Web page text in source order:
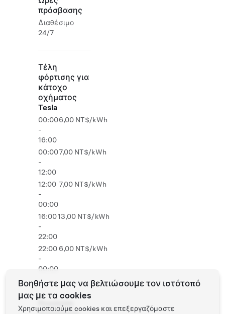
πρόσβασης
Διαθέσιμο
24/7
Τέλη
φόρτισης για
κάτοχο
οχήματος
Tesla
00:00
-
16:00
6,00 NT$/kWh
00:00
-
12:00
7,00 NT$/kWh
12:00
-
00:00
7,00 NT$/kWh
16:00
-
22:00
13,00 NT$/kWh
22:00
-
00:00
6,00 NT$/kWh
Roadside
Βοηθήστε μας να βελτιώσουμε τον ιστότοπό
μας με τα cookies
Χρησιμοποιούμε cookies και επεξεργαζόμαστε